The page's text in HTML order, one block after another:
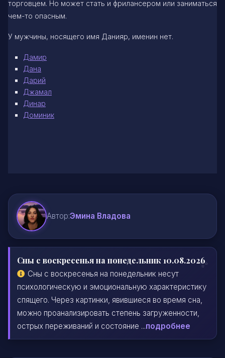
торговцем. Но может стать и фрилансером или заниматься
чем-то опасным.
У мужчины, носящего имя Данияр, именин нет.
Дамир
Дана
Дарий
Джамал
Динар
Доминик
Автор:Эмина Владова
Сны с воскресенья на понедельник 10.08.2026
Сны с воскресенья на понедельник несут
психологическую и эмоциональную характеристику
спящего. Через картинки, явившиеся во время сна,
можно проанализировать степень загруженности,
острых переживаний и состояние ...подробнее